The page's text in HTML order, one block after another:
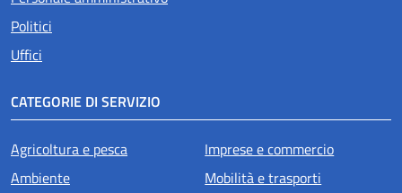
Politici
Uffici
CATEGORIE DI SERVIZIO
Agricoltura e pesca
Ambiente
Imprese e commercio
Mobilità e trasporti